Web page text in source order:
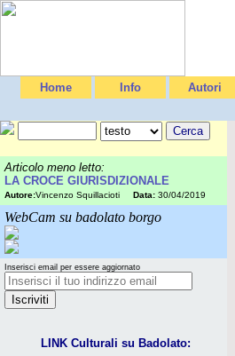
Home Info Autori
Articolo meno letto:
LA CROCE GIURISDIZIONALE
Autore:Vincenzo Squillacioti Data: 30/04/2019
WebCam su badolato borgo
Inserisci email per essere aggiornato
LINK Culturali su Badolato: